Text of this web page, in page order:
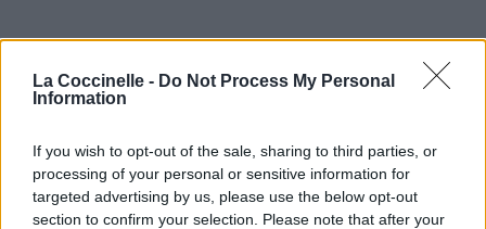
La Coccinelle - Do Not Process My Personal
Information
If you wish to opt-out of the sale, sharing to third parties, or
processing of your personal or sensitive information for
targeted advertising by us, please use the below opt-out
section to confirm your selection. Please note that after your